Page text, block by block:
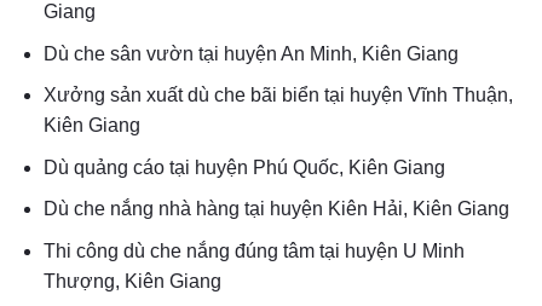
Giang
Dù che sân vườn tại huyện An Minh, Kiên Giang
Xưởng sản xuất dù che bãi biển tại huyện Vĩnh Thuận,
Kiên Giang
Dù quảng cáo tại huyện Phú Quốc, Kiên Giang
Dù che nắng nhà hàng tại huyện Kiên Hải, Kiên Giang
Thi công dù che nắng đúng tâm tại huyện U Minh
Thượng, Kiên Giang